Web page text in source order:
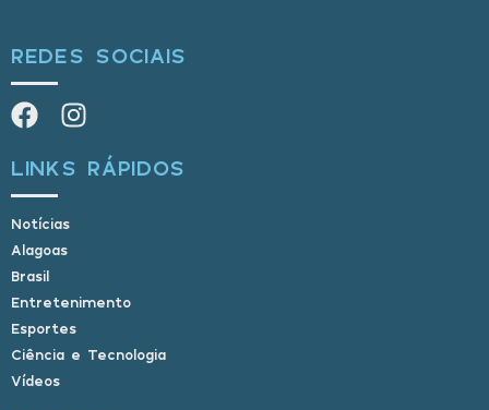
REDES SOCIAIS
LINKS RÁPIDOS
Notícias
Alagoas
Brasil
Entretenimento
Esportes
Ciência e Tecnologia
Vídeos